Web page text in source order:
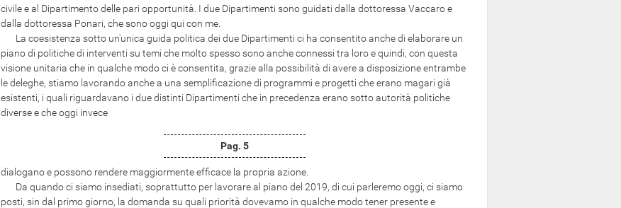
civile e al Dipartimento delle pari opportunità. I due Dipartimenti sono guidati dalla dottoressa Vaccaro e
dalla dottoressa Ponari, che sono oggi qui con me.
La coesistenza sotto un'unica guida politica dei due Dipartimenti ci ha consentito anche di elaborare un
piano di politiche di interventi su temi che molto spesso sono anche connessi tra loro e quindi, con questa
visione unitaria che in qualche modo ci è consentita, grazie alla possibilità di avere a disposizione entrambe
le deleghe, stiamo lavorando anche a una semplificazione di programmi e progetti che erano magari già
esistenti, i quali riguardavano i due distinti Dipartimenti che in precedenza erano sotto autorità politiche
diverse e che oggi invece
Pag. 5
dialogano e possono rendere maggiormente efficace la propria azione.
Da quando ci siamo insediati, soprattutto per lavorare al piano del 2019, di cui parleremo oggi, ci siamo
posti, sin dal primo giorno, la domanda su quali priorità dovevamo in qualche modo tener presente e